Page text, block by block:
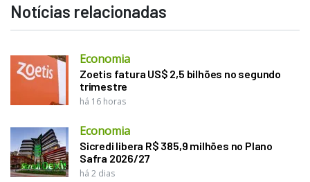
Notícias relacionadas
Economia
Zoetis fatura US$ 2,5 bilhões no segundo
trimestre
há 16 horas
Economia
Sicredi libera R$ 385,9 milhões no Plano
Safra 2026/27
há 2 dias